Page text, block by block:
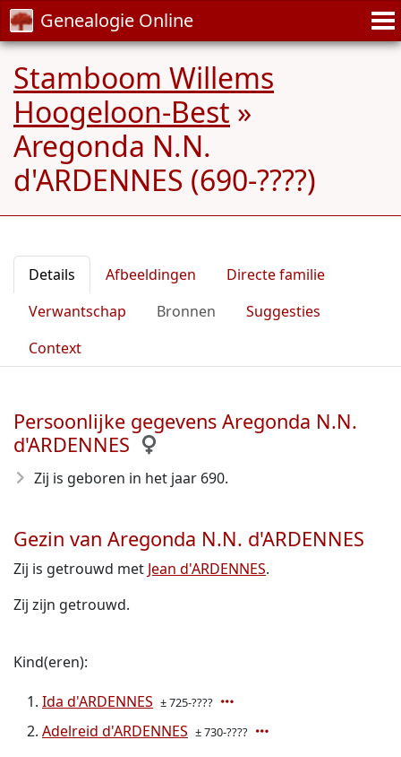
Genealogie Online
Stamboom Willems
Hoogeloon-Best »
Aregonda N.N.
d'ARDENNES (690-????)
Details Afbeeldingen
Directe familie
Verwantschap
Bronnen
Suggesties
Context
Persoonlijke gegevens Aregonda N.N.
d'ARDENNES
Zij is geboren in het jaar 690.
Gezin van Aregonda N.N. d'ARDENNES
Zij is getrouwd met Jean d'ARDENNES.
Zij zijn getrouwd.
Kind(eren):
Ida d'ARDENNES ± 725-????
Adelreid d'ARDENNES ± 730-????